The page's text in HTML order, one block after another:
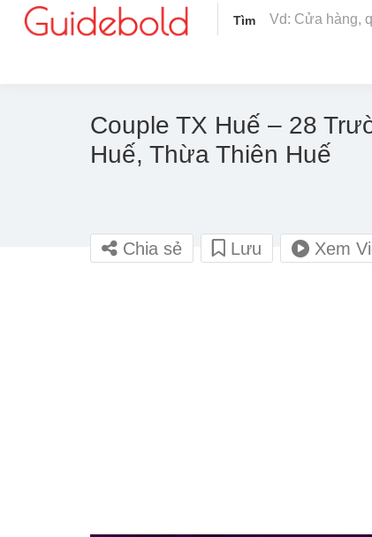
Tìm
Couple TX Huế – 28
Huế, Thừa Thiên Huế
Chia sẻ Lưu Xem